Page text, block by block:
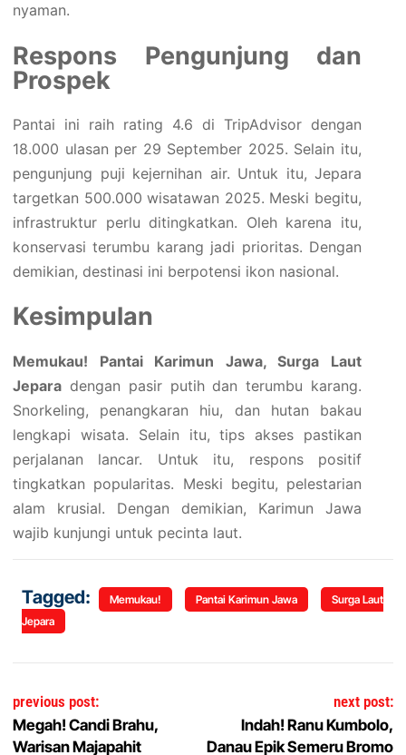
nyaman.
Respons Pengunjung dan
Prospek
Pantai ini raih rating 4.6 di TripAdvisor dengan
18.000 ulasan per 29 September 2025. Selain itu,
pengunjung puji kejernihan air. Untuk itu, Jepara
targetkan 500.000 wisatawan 2025. Meski begitu,
infrastruktur perlu ditingkatkan. Oleh karena itu,
konservasi terumbu karang jadi prioritas. Dengan
demikian, destinasi ini berpotensi ikon nasional.
Kesimpulan
Memukau! Pantai Karimun Jawa, Surga Laut
Jepara dengan pasir putih dan terumbu karang.
Snorkeling, penangkaran hiu, dan hutan bakau
lengkapi wisata. Selain itu, tips akses pastikan
perjalanan lancar. Untuk itu, respons positif
tingkatkan popularitas. Meski begitu, pelestarian
alam krusial. Dengan demikian, Karimun Jawa
wajib kunjungi untuk pecinta laut.
Tagged: Memukau! Pantai Karimun Jawa
Surga Laut
Jepara
Post navigation
previous post:
Megah! Candi Brahu,
Warisan Majapahit
next post:
Indah! Ranu Kumbolo,
Danau Epik Semeru Bromo